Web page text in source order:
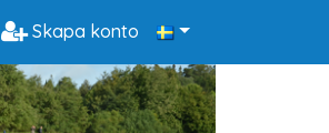
Skapa konto